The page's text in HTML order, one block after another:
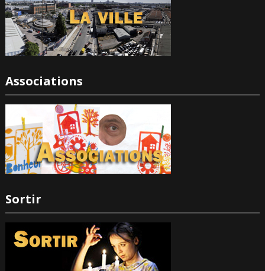
Associations
Sortir